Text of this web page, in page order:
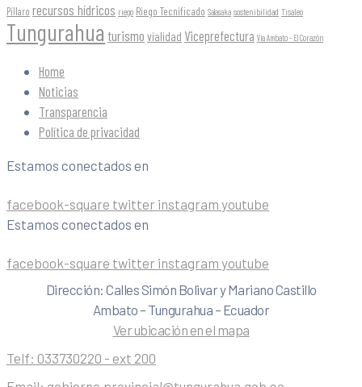
Píllaro recursos hídricos riego Riego Tecnificado Salasaka sostenibilidad Tisaleo
Tungurahua turismo vialidad Viceprefectura Vía Ambato - El Corazón
Home
Noticias
Transparencia
Política de privacidad
Estamos conectados en
facebook-square twitter instagram youtube
Estamos conectados en
facebook-square twitter instagram youtube
Dirección: Calles Simón Bolivar y Mariano Castillo
Ambato – Tungurahua – Ecuador
Ver ubicación en el mapa
Telf: 033730220 - ext 200